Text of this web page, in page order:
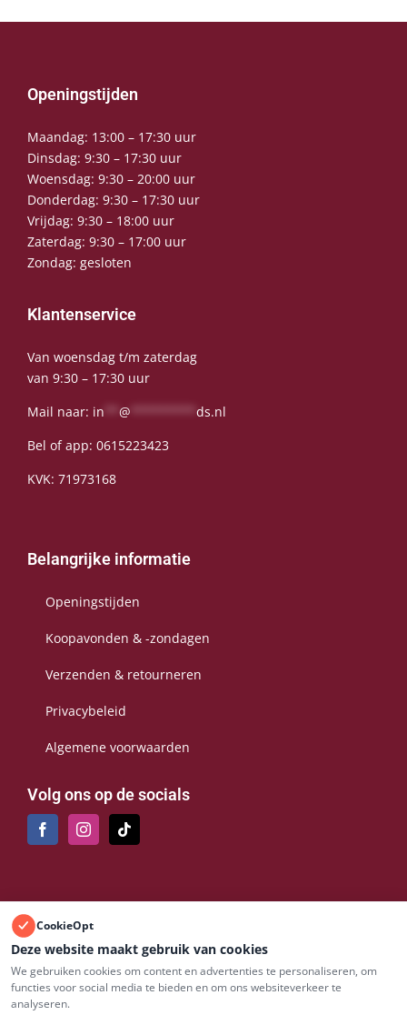
Openingstijden
Maandag: 13:00 – 17:30 uur
Dinsdag: 9:30 – 17:30 uur
Woensdag: 9:30 – 20:00 uur
Donderdag: 9:30 – 17:30 uur
Vrijdag: 9:30 – 18:00 uur
Zaterdag: 9:30 – 17:00 uur
Zondag: gesloten
Klantenservice
Van woensdag t/m zaterdag
van 9:30 – 17:30 uur
Mail naar: in @
ds.nl
Bel of app: 0615223423
KVK: 71973168
Belangrijke informatie
Openingstijden
Koopavonden & -zondagen
Verzenden & retourneren
Privacybeleid
Algemene voorwaarden
Volg ons op de socials
Bezoek onze boetiek
Hertog Janplein 21A, 5469 BJ Erp
Gratis parkeren op het Hertog Janplein, letterlijk voor de
CookieOpt
Deze website maakt gebruik van cookies
We gebruiken cookies om content en advertenties te personaliseren, om
functies voor social media te bieden en om ons websiteverkeer te
analyseren.